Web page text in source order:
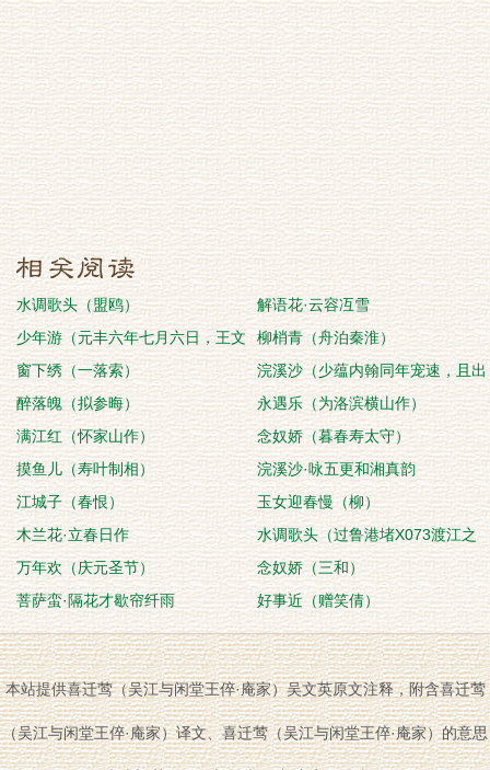
水调歌头（盟鸥）
解语花·云容冱雪
少年游（元丰六年七月六日，王文
甫家饮酿白酒，大
柳梢青（舟泊秦淮）
窗下绣（一落索）
浣溪沙（少蕴内翰同年宠速，且出
后堂，并制歌词侑
醉落魄（拟参晦）
永遇乐（为洛滨横山作）
满江红（怀家山作）
念奴娇（暮春寿太守）
摸鱼儿（寿叶制相）
浣溪沙·咏五更和湘真韵
江城子（春恨）
玉女迎春慢（柳）
木兰花·立春日作
水调歌头（过鲁港堵X073渡江之
地，有感。）
万年欢（庆元圣节）
念奴娇（三和）
菩萨蛮·隔花才歇帘纤雨
好事近（赠笑倩）
本站提供喜迁莺（吴江与闲堂王倅·庵家）吴文英原文注释，附含喜迁莺
（吴江与闲堂王倅·庵家）译文、喜迁莺（吴江与闲堂王倅·庵家）的意思